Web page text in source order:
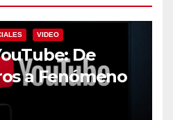
VIDEO
De
a Fenómeno